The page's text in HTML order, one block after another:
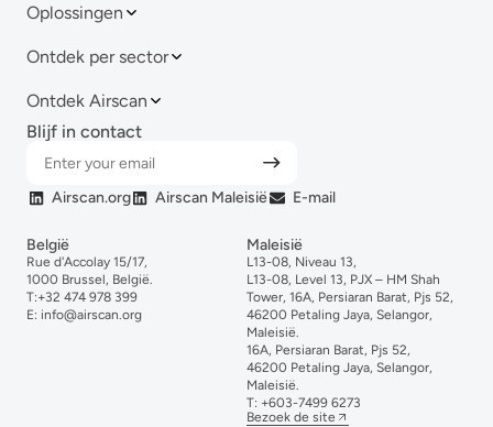
Oplossingen
Ontdek per sector
Ontdek Airscan
Blijf in contact
Airscan.org Airscan Maleisië E-mail
België
Rue d'Accolay 15/17,
1000 Brussel, België.
T:+32 474 978 399
E: info@airscan.org
Maleisië
L13-08, Niveau 13,
L13-08, Level 13, PJX – HM Shah
Tower, 16A, Persiaran Barat, Pjs 52,
46200 Petaling Jaya, Selangor,
Maleisië.
16A, Persiaran Barat, Pjs 52,
46200 Petaling Jaya, Selangor,
Maleisië.
T: +603-7499 6273
Bezoek de site